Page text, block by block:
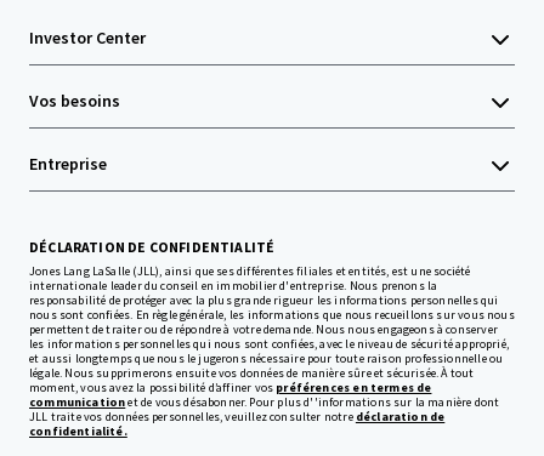
Investor Center
Vos besoins
Entreprise
DÉCLARATION DE CONFIDENTIALITÉ
Jones Lang LaSalle (JLL), ainsi que ses différentes filiales et entités, est une société
internationale leader du conseil en immobilier d'entreprise. Nous prenons la
responsabilité de protéger avec la plus grande rigueur les informations personnelles qui
nous sont confiées. En règle générale, les informations que nous recueillons sur vous nous
permettent de traiter ou de répondre à votre demande. Nous nous engageons à conserver
les informations personnelles qui nous sont confiées, avec le niveau de sécurité approprié,
et aussi longtemps que nous le jugerons nécessaire pour toute raison professionnelle ou
légale. Nous supprimerons ensuite vos données de manière sûre et sécurisée. À tout
moment, vous avez la possibilité d’affiner vos préférences en termes de
communicationet de vous désabonner. Pour plus d''informations sur la manière dont
JLL traite vos données personnelles, veuillez consulter notre déclaration de
confidentialité.